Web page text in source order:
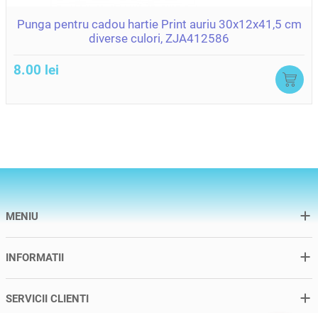
Punga pentru cadou hartie Print auriu 30x12x41,5 cm
diverse culori, ZJA412586
8.00 lei
MENIU
INFORMATII
SERVICII CLIENTI